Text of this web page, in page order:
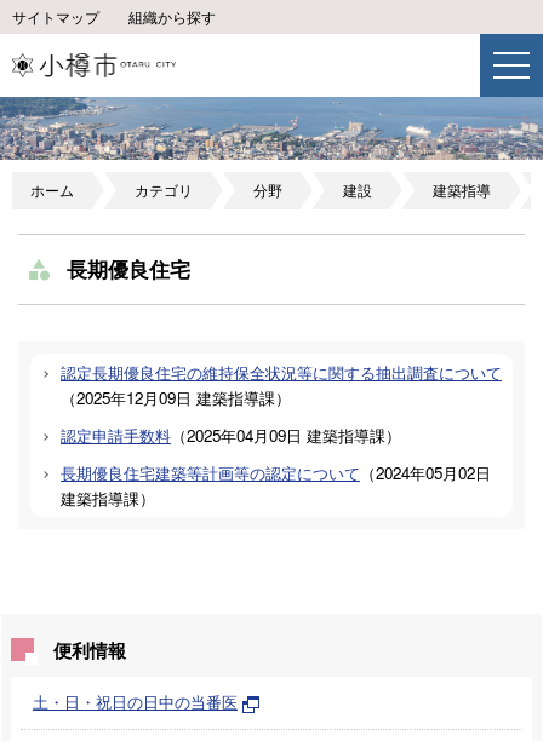
サイトマップ 組織から探す
ホーム カテゴリ 分野 建設 建築指導
長期優良住宅
認定長期優良住宅の維持保全状況等に関する抽出調査について
（2025年12月09日 建築指導課）
認定申請手数料 （2025年04月09日 建築指導課）
長期優良住宅建築等計画等の認定について （2024年05月02日
建築指導課）
便利情報
土・日・祝日の日中の当番医